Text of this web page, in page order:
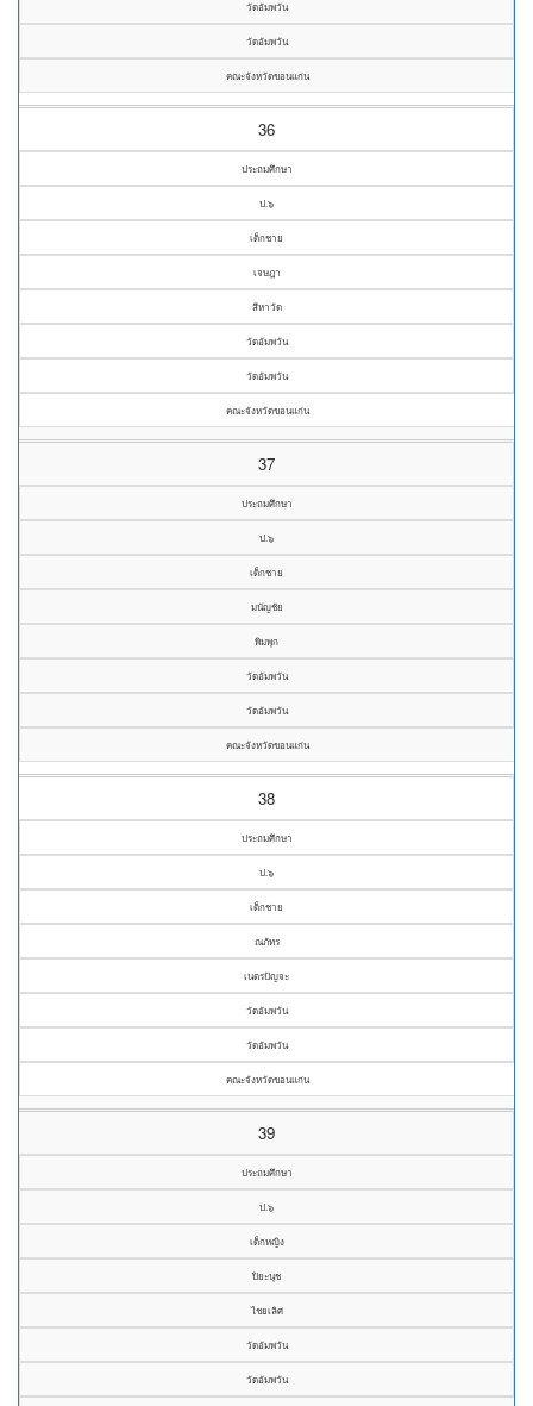
วัดอัมพวัน
วัดอัมพวัน
คณะจังหวัดขอนแก่น
36
ประถมศึกษา
ป.๖
เด็กชาย
เจษฎา
สีหาวัด
วัดอัมพวัน
วัดอัมพวัน
คณะจังหวัดขอนแก่น
37
ประถมศึกษา
ป.๖
เด็กชาย
มนัญชัย
พิมพุก
วัดอัมพวัน
วัดอัมพวัน
คณะจังหวัดขอนแก่น
38
ประถมศึกษา
ป.๖
เด็กชาย
ณภัทร
เนตรปัญจะ
วัดอัมพวัน
วัดอัมพวัน
คณะจังหวัดขอนแก่น
39
ประถมศึกษา
ป.๖
เด็กหญิง
ปิยะนุช
ไชยเลิศ
วัดอัมพวัน
วัดอัมพวัน